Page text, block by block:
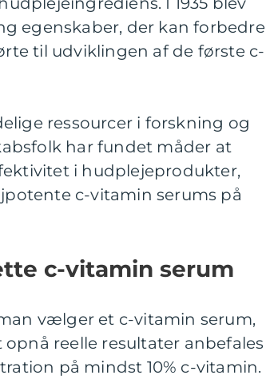
egenskaber, der kan forbedre
til udviklingen af de første c-
ressourcer i forskning og
har fundet måder at
i hudplejeprodukter,
c-vitamin serums på
c-vitamin serum
vælger et c-vitamin serum,
reelle resultater anbefales
på mindst 10% c-vitamin.